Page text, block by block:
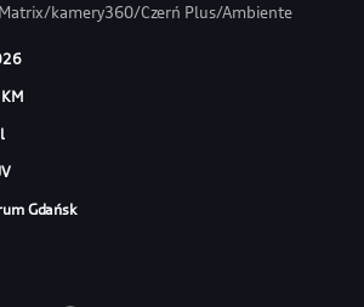
kamery360/Czerń Plus/Ambiente
Gdańsk